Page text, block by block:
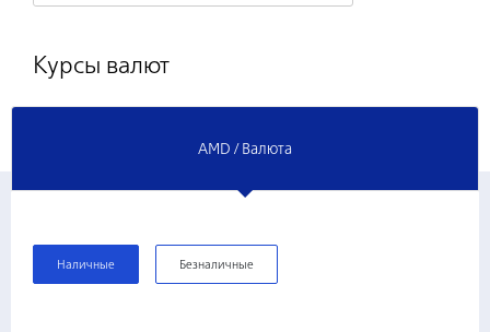
Курсы валют
AMD / Валюта
Наличные Безналичные